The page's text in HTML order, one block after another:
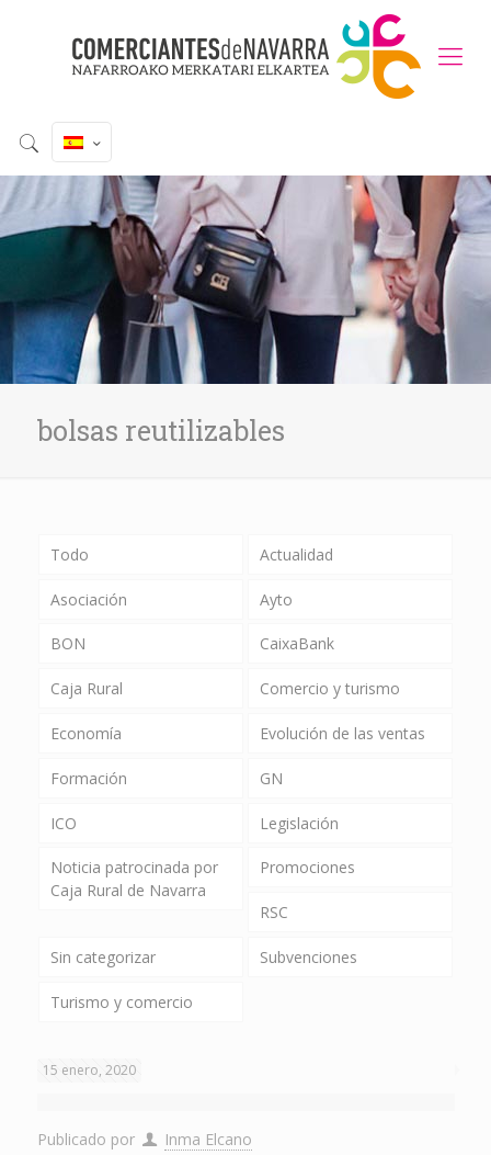
bolsas reutilizables
Todo Actualidad
Asociación Ayto
BON CaixaBank
Caja Rural Comercio y turismo
Economía Evolución de las ventas
Formación GN
ICO Legislación
Noticia patrocinada por
Caja Rural de Navarra
Promociones
RSC
Sin categorizar Subvenciones
Turismo y comercio
15 enero, 2020
Publicado por Inma Elcano